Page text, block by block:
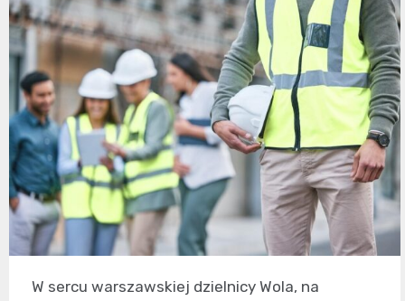
W sercu warszawskiej dzielnicy Wola, na